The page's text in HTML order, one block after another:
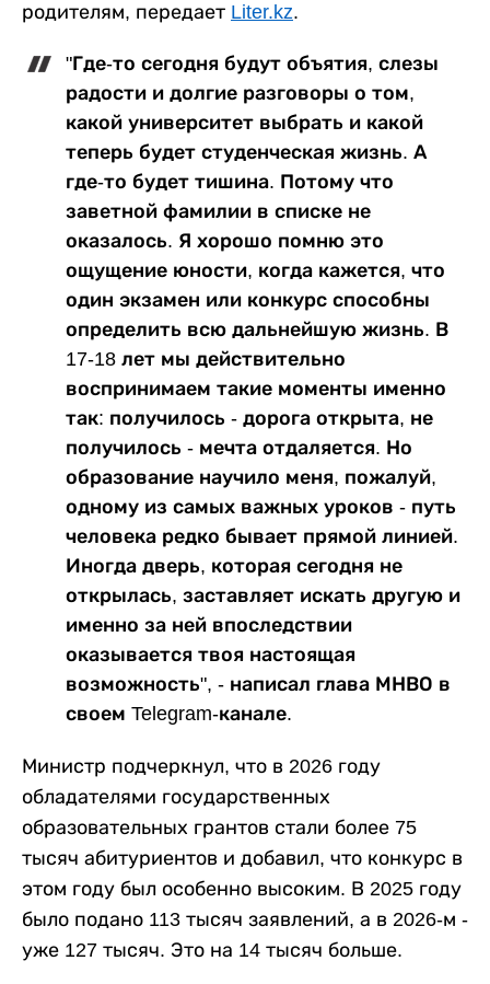
родителям, передает Liter.kz.
"Где-то сегодня будут объятия, слезы
радости и долгие разговоры о том,
какой университет выбрать и какой
теперь будет студенческая жизнь. А
где-то будет тишина. Потому что
заветной фамилии в списке не
оказалось. Я хорошо помню это
ощущение юности, когда кажется, что
один экзамен или конкурс способны
определить всю дальнейшую жизнь. В
17-18 лет мы действительно
воспринимаем такие моменты именно
так: получилось - дорога открыта, не
получилось - мечта отдаляется. Но
образование научило меня, пожалуй,
одному из самых важных уроков - путь
человека редко бывает прямой линией.
Иногда дверь, которая сегодня не
открылась, заставляет искать другую и
именно за ней впоследствии
оказывается твоя настоящая
возможность", - написал глава МНВО в
своем Telegram-канале.
Министр подчеркнул, что в 2026 году
обладателями государственных
образовательных грантов стали более 75
тысяч абитуриентов и добавил, что конкурс в
этом году был особенно высоким. В 2025 году
было подано 113 тысяч заявлений, а в 2026-м -
уже 127 тысяч. Это на 14 тысяч больше.